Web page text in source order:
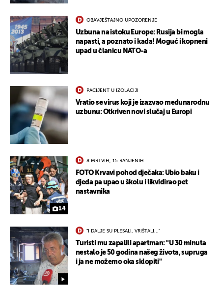
OBAVJEŠTAJNO UPOZORENJE
Uzbuna na istoku Europe: Rusija bi mogla
napasti, a poznato i kada! Moguć i kopneni
upad u članicu NATO-a
PACIJENT U IZOLACIJI
Vratio se virus koji je izazvao međunarodnu
uzbunu: Otkriven novi slučaj u Europi
14
8 MRTVIH, 15 RANJENIH
FOTO Krvavi pohod dječaka: Ubio baku i
djeda pa upao u školu i likvidirao pet
nastavnika
"I DALJE SU PLESALI, VRIŠTALI..."
Turisti mu zapalili apartman: "U 30 minuta
nestalo je 50 godina našeg života, supruga
i ja ne možemo oka sklopiti"